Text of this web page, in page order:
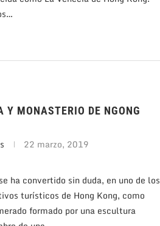
Y MONASTERIO DE NGONG
22 marzo, 2019
ha convertido sin duda, en uno de los
turísticos de Hong Kong, como
formado por una escultura